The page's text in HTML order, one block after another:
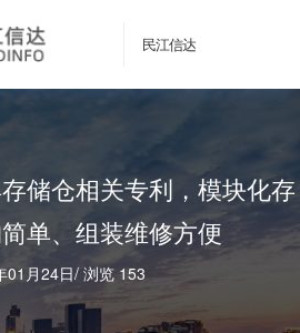
民江信达
储仓相关专利，模块化存
单、组装维修方便
01月24日/ 浏览 153